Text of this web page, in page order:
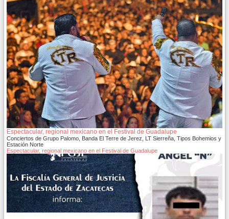
Espectacular, regional mexicano en el Festival de Guadalupe
Conciertos de Grupo Palomo, Banda El Terre de Jerez, LT Sierreña, Tipos Bohemios y
Estación Norte
Espectacular, regional mexicano en el Festival de Guadalupe